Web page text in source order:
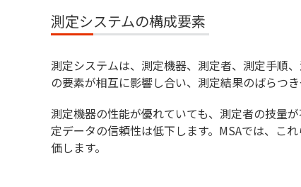
測定システムの構成要素
測定システムは、測定機器、測定者、測定手順
の要素が相互に影響し合い、測定結果のばらつき
測定機器の性能が優れていても、測定者の技量
定データの信頼性は低下します。MSAでは、こ
価します。